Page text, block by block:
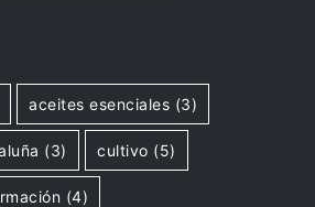
aceites esenciales (3)
(3) cultivo (5)
(4)